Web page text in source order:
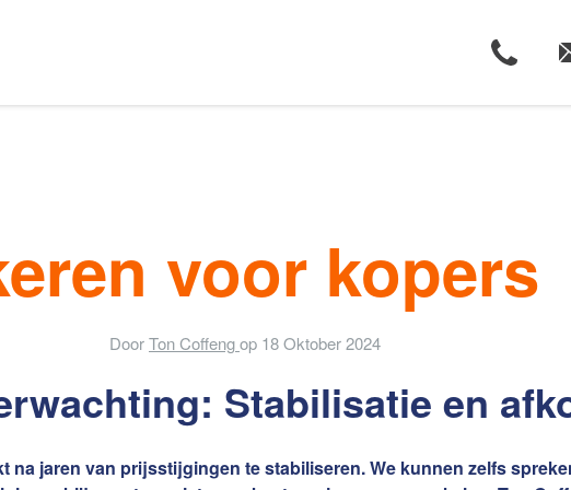
Onze expertises
Uw huis verhuren
voor kopers
DoorTon Coffengop 18 Oktober 2024
Stabilisatie en
na jaren van prijsstijgingen te stabiliseren. We kunnen zelfs